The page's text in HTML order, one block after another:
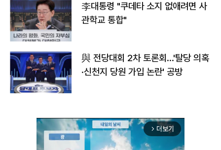
李대통령 "쿠데타 소지 없애려면 사
관학교 통합"
與 전당대회 2차 토론회…'탈당 의혹
·신천지 당원 가입 논란' 공방
arrow_forward_ios 더보기